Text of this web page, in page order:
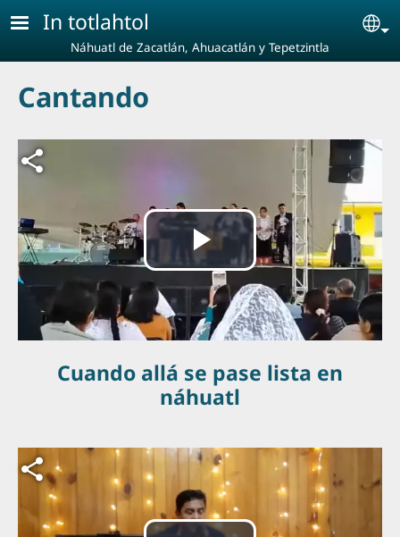
Pasar al contenido principal
In totlahtol
Náhuatl de Zacatlán, Ahuacatlán y Tepetzintla
Cantando
Archivo de vídeo
Reproducir
Vídeo
Cuando allá se pase lista en
náhuatl
Archivo de vídeo